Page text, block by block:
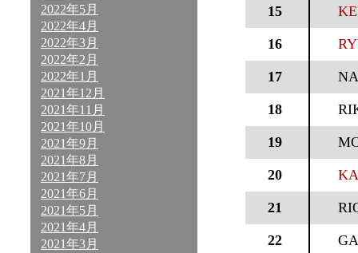
2022年5月
2022年4月
2022年3月
2022年2月
2022年1月
2021年12月
2021年11月
2021年10月
2021年9月
2021年8月
2021年7月
2021年6月
2021年5月
2021年4月
2021年3月
15
16
17
18
19
20
21
22